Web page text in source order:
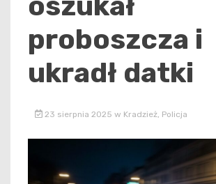
proboszcza i
ukradł datki
23 sierpnia 2025 w Kradzież, Policja